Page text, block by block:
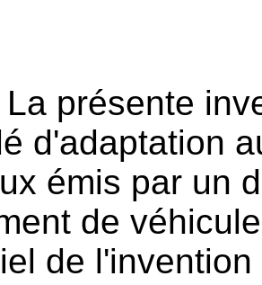
La présente
d'adaptation
émis par un
de
de